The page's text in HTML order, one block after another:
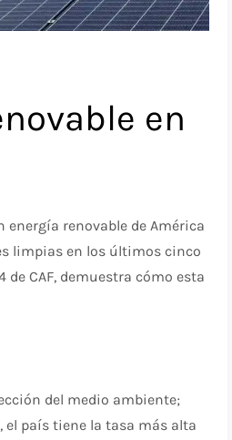
en
renovable de América
limpias en los últimos cinco
de CAF, demuestra cómo esta
del medio ambiente;
país tiene la tasa más alta